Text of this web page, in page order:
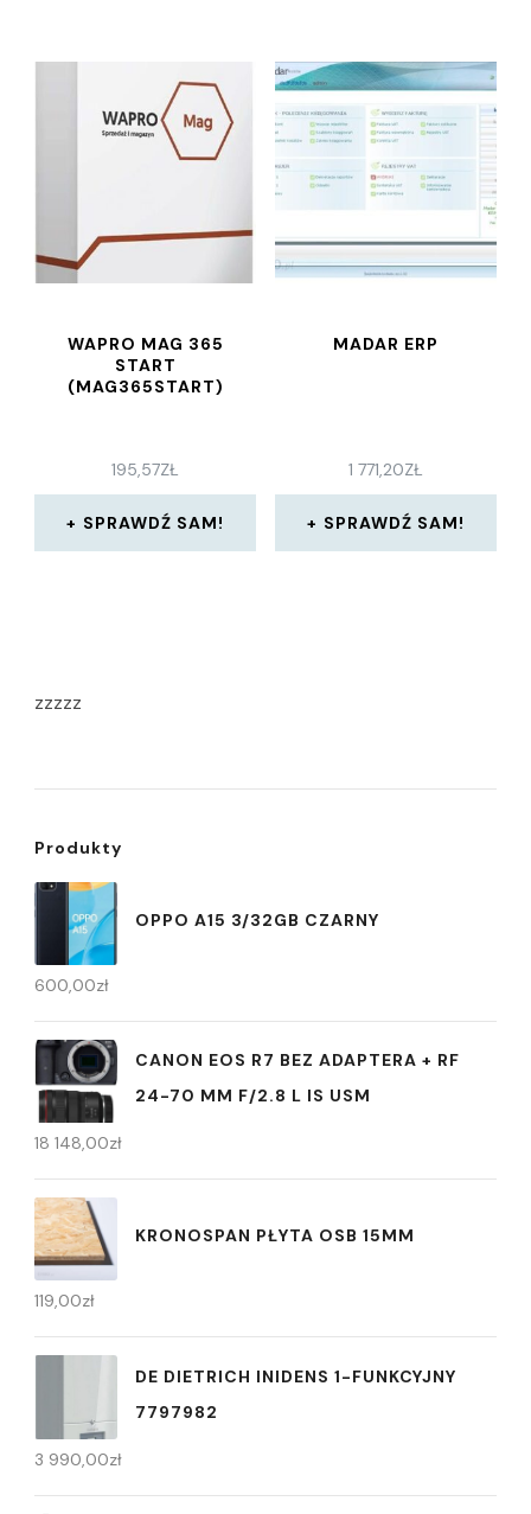
WAPRO MAG 365
START
(MAG365START)
195,57ZŁ
SPRAWDŹ SAM!
MADAR ERP
1 771,20ZŁ
SPRAWDŹ SAM!
zzzzz
Produkty
OPPO A15 3/32GB CZARNY
600,00zł
CANON EOS R7 BEZ ADAPTERA + RF
24-70 MM F/2.8 L IS USM
18 148,00zł
KRONOSPAN PŁYTA OSB 15MM
119,00zł
DE DIETRICH INIDENS 1-FUNKCYJNY
7797982
3 990,00zł